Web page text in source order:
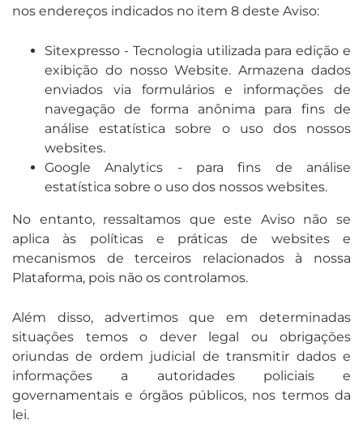
nos endereços indicados no item 8 deste Aviso:
Sitexpresso - Tecnologia utilizada para edição e
exibição do nosso Website. Armazena dados
enviados via formulários e informações de
navegação de forma anônima para fins de
análise estatística sobre o uso dos nossos
websites.
Google Analytics - para fins de análise
estatística sobre o uso dos nossos websites.
No entanto, ressaltamos que este Aviso não se
aplica às políticas e práticas de websites e
mecanismos de terceiros relacionados à nossa
Plataforma, pois não os controlamos.
Além disso, advertimos que em determinadas
situações temos o dever legal ou obrigações
oriundas de ordem judicial de transmitir dados e
informações a autoridades policiais e
governamentais e órgãos públicos, nos termos da
lei.